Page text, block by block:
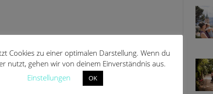
Cookies zu einer optimalen Darstellung. Wenn du
nutzt, gehen wir von deinem Einverständnis aus.
Einstellungen
OK